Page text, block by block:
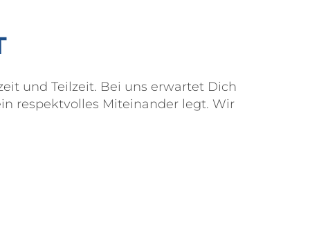
und Teilzeit. Bei uns erwartet Dich
respektvolles Miteinander legt. Wir